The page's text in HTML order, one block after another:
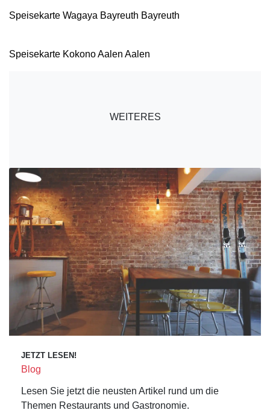
Speisekarte Wagaya Bayreuth Bayreuth
Speisekarte Kokono Aalen Aalen
WEITERES
JETZT LESEN!
Blog
Lesen Sie jetzt die neusten Artikel rund um die
Themen Restaurants und Gastronomie.